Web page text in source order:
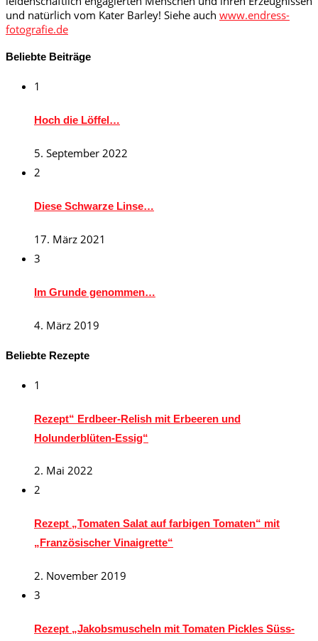
und natürlich vom Kater Barley! Siehe auch www.endress-
fotografie.de
Beliebte Beiträge
1
Hoch die Löffel…
5. September 2022
2
Diese Schwarze Linse…
17. März 2021
3
Im Grunde genommen…
4. März 2019
Beliebte Rezepte
1
Rezept“ Erdbeer-Relish mit Erbeeren und
Holunderblüten-Essig“
2. Mai 2022
2
Rezept „Tomaten Salat auf farbigen Tomaten“ mit
„Französischer Vinaigrette“
2. November 2019
3
Rezept „Jakobsmuscheln mit Tomaten Pickles Süss-